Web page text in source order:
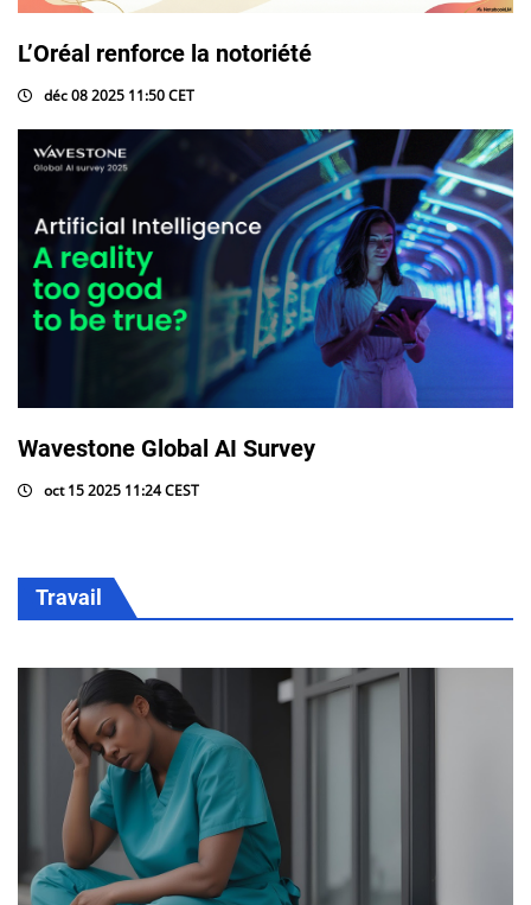
L’Oréal renforce la notoriété
déc 08 2025 11:50 CET
Wavestone Global AI Survey
oct 15 2025 11:24 CEST
Travail